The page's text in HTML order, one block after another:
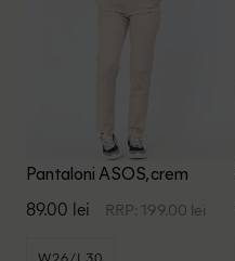
Pantaloni ASOS, crem
89.00 lei RRP: 199.00 lei